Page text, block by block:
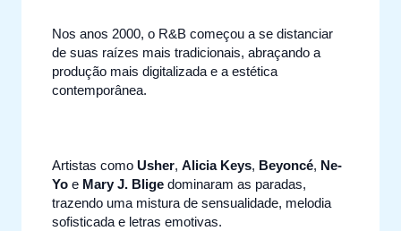
Nos anos 2000, o R&B começou a se distanciar
de suas raízes mais tradicionais, abraçando a
produção mais digitalizada e a estética
contemporânea.
Artistas como Usher,Alicia Keys, Beyoncé, Ne-
Yo e Mary J. Blige dominaram as paradas,
trazendo uma mistura de sensualidade, melodia
sofisticada e letras emotivas.